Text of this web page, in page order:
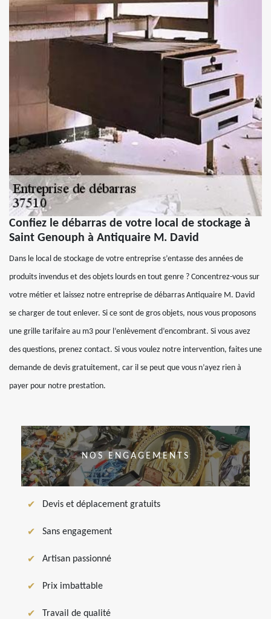
Confiez le débarras de votre local de stockage à
Saint Genouph à Antiquaire M. David
Dans le local de stockage de votre entreprise s’entasse des années de
produits invendus et des objets lourds en tout genre ? Concentrez-vous sur
votre métier et laissez notre entreprise de débarras Antiquaire M. David
se charger de tout enlever. Si ce sont de gros objets, nous vous proposons
une grille tarifaire au m3 pour l’enlèvement d’encombrant. Si vous avez
des questions, prenez contact. Si vous voulez notre intervention, faites une
demande de devis gratuitement, car il se peut que vous n’ayez rien à
payer pour notre prestation.
NOS ENGAGEMENTS
Devis et déplacement gratuits
Sans engagement
Artisan passionné
Prix imbattable
Travail de qualité